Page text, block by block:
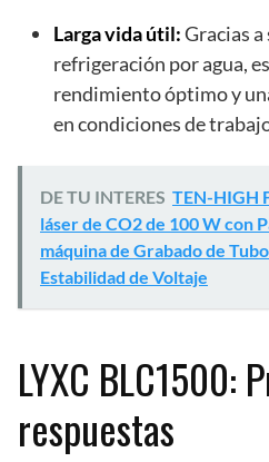
Larga vida útil:Gracias
refrigeración por agua,
rendimiento óptimo y
en condiciones de
DE TU INTERES TEN-HIGH
láser de CO2 de 100 W con
máquina de Grabado de
Estabilidad de Voltaje
LYXC BLC1500:
respuestas